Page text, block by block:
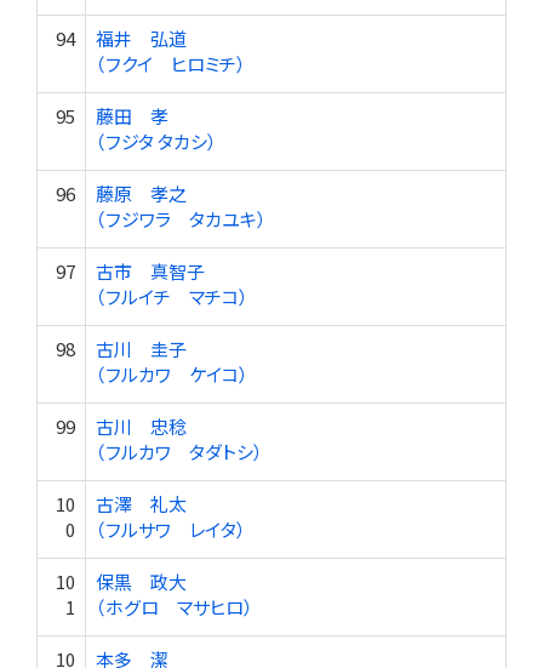
94
福井 弘道
（フクイ ヒロミチ）
95
藤田 孝
（フジタ タカシ）
96
藤原 孝之
（フジワラ タカユキ）
97
古市 真智子
（フルイチ マチコ）
98
古川 圭子
（フルカワ ケイコ）
99
古川 忠稔
（フルカワ タダトシ）
10
0
古澤 礼太
（フルサワ レイタ）
10
1
保黒 政大
（ホグロ マサヒロ）
10 本多 潔